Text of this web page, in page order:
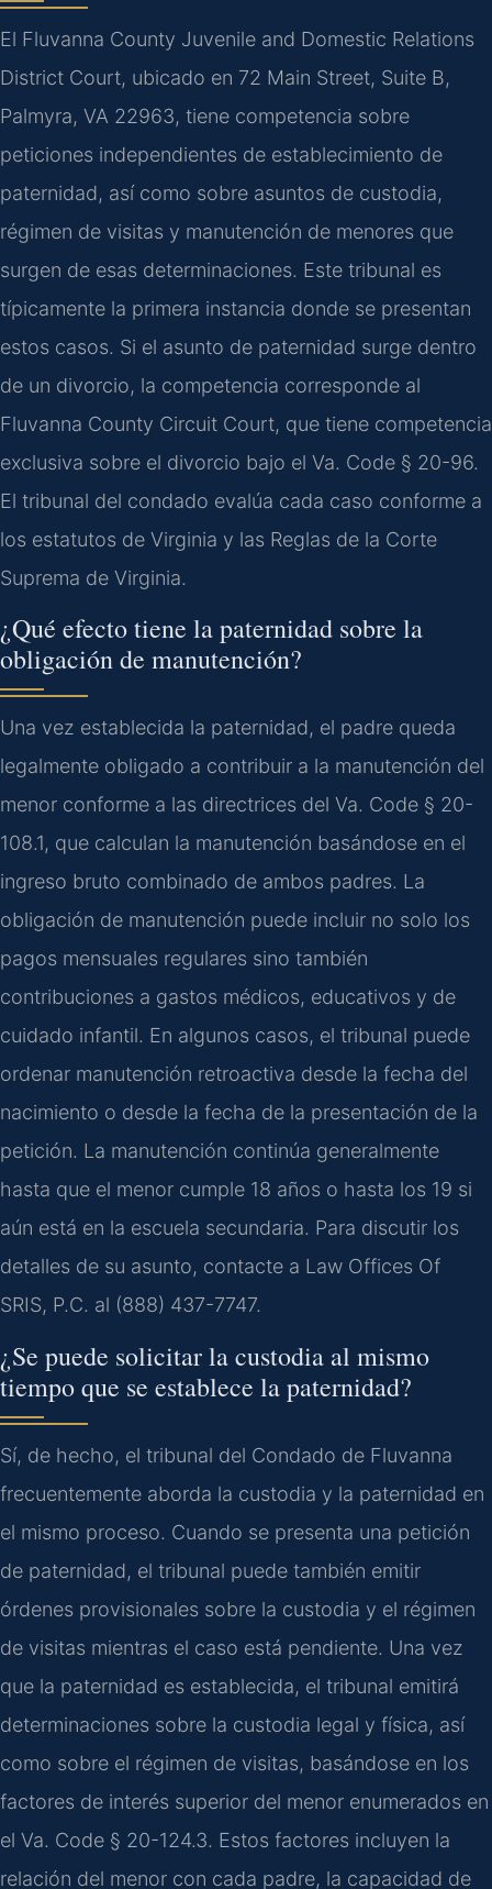
El Fluvanna County Juvenile and Domestic Relations
District Court, ubicado en 72 Main Street, Suite B,
Palmyra, VA 22963, tiene competencia sobre
peticiones independientes de establecimiento de
paternidad, así como sobre asuntos de custodia,
régimen de visitas y manutención de menores que
surgen de esas determinaciones. Este tribunal es
típicamente la primera instancia donde se presentan
estos casos. Si el asunto de paternidad surge dentro
de un divorcio, la competencia corresponde al
Fluvanna County Circuit Court, que tiene competencia
exclusiva sobre el divorcio bajo el Va. Code § 20-96.
El tribunal del condado evalúa cada caso conforme a
los estatutos de Virginia y las Reglas de la Corte
Suprema de Virginia.
¿Qué efecto tiene la paternidad sobre la
obligación de manutención?
Una vez establecida la paternidad, el padre queda
legalmente obligado a contribuir a la manutención del
menor conforme a las directrices del Va. Code § 20-
108.1, que calculan la manutención basándose en el
ingreso bruto combinado de ambos padres. La
obligación de manutención puede incluir no solo los
pagos mensuales regulares sino también
contribuciones a gastos médicos, educativos y de
cuidado infantil. En algunos casos, el tribunal puede
ordenar manutención retroactiva desde la fecha del
nacimiento o desde la fecha de la presentación de la
petición. La manutención continúa generalmente
hasta que el menor cumple 18 años o hasta los 19 si
aún está en la escuela secundaria. Para discutir los
detalles de su asunto, contacte a Law Offices Of
SRIS, P.C. al (888) 437-7747.
¿Se puede solicitar la custodia al mismo
tiempo que se establece la paternidad?
Sí, de hecho, el tribunal del Condado de Fluvanna
frecuentemente aborda la custodia y la paternidad en
el mismo proceso. Cuando se presenta una petición
de paternidad, el tribunal puede también emitir
órdenes provisionales sobre la custodia y el régimen
de visitas mientras el caso está pendiente. Una vez
que la paternidad es establecida, el tribunal emitirá
determinaciones sobre la custodia legal y física, así
como sobre el régimen de visitas, basándose en los
factores de interés superior del menor enumerados en
el Va. Code § 20-124.3. Estos factores incluyen la
relación del menor con cada padre, la capacidad de